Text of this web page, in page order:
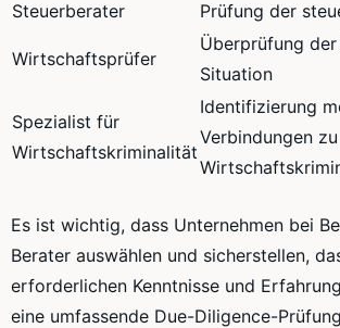
Steuerberater
Prüfung der
Wirtschaftsprüfer
Überprüfung
Situation
Spezialist für
Wirtschaftskriminalität
Identifizierung
Verbindungen zu
Es ist wichtig, dass Unternehmen bei
Berater auswählen und sicherstellen,
erforderlichen Kenntnisse und
eine umfassende Due-Diligence-